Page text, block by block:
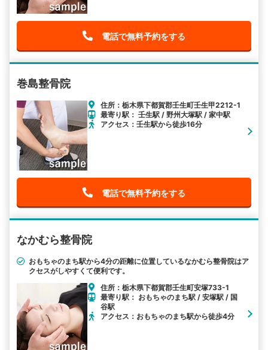
電話で無料予約をする
巻島整骨院
住所：栃木県下都賀郡壬生町壬生甲2212-1
最寄り駅： 壬生駅 / 野州大塚駅 / 家中駅
アクセス：壬生駅から徒歩16分
電話で無料予約をする
なかむら整骨院
おもちゃのまち駅から4分の距離に位置しているなかむら整骨院はア
クセスがしやすくて便利です。
住所：栃木県下都賀郡壬生町安塚733-1
最寄り駅： おもちゃのまち駅 / 安塚駅 / 国
谷駅
アクセス：おもちゃのまち駅から徒歩4分